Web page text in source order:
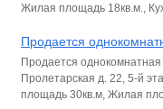
Жилая площадь 18кв.м.,
Продается
Продается однокомнатная
Пролетарская д. 22, 5-й
площадь 30кв.м, Жилая